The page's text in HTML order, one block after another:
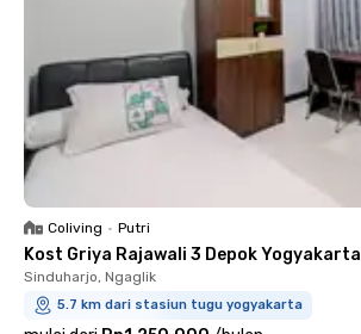
Coliving • Putri
Kost Griya Rajawali 3 Depok Yogyakarta
Sinduharjo, Ngaglik
5.7 km dari stasiun tugu yogyakarta